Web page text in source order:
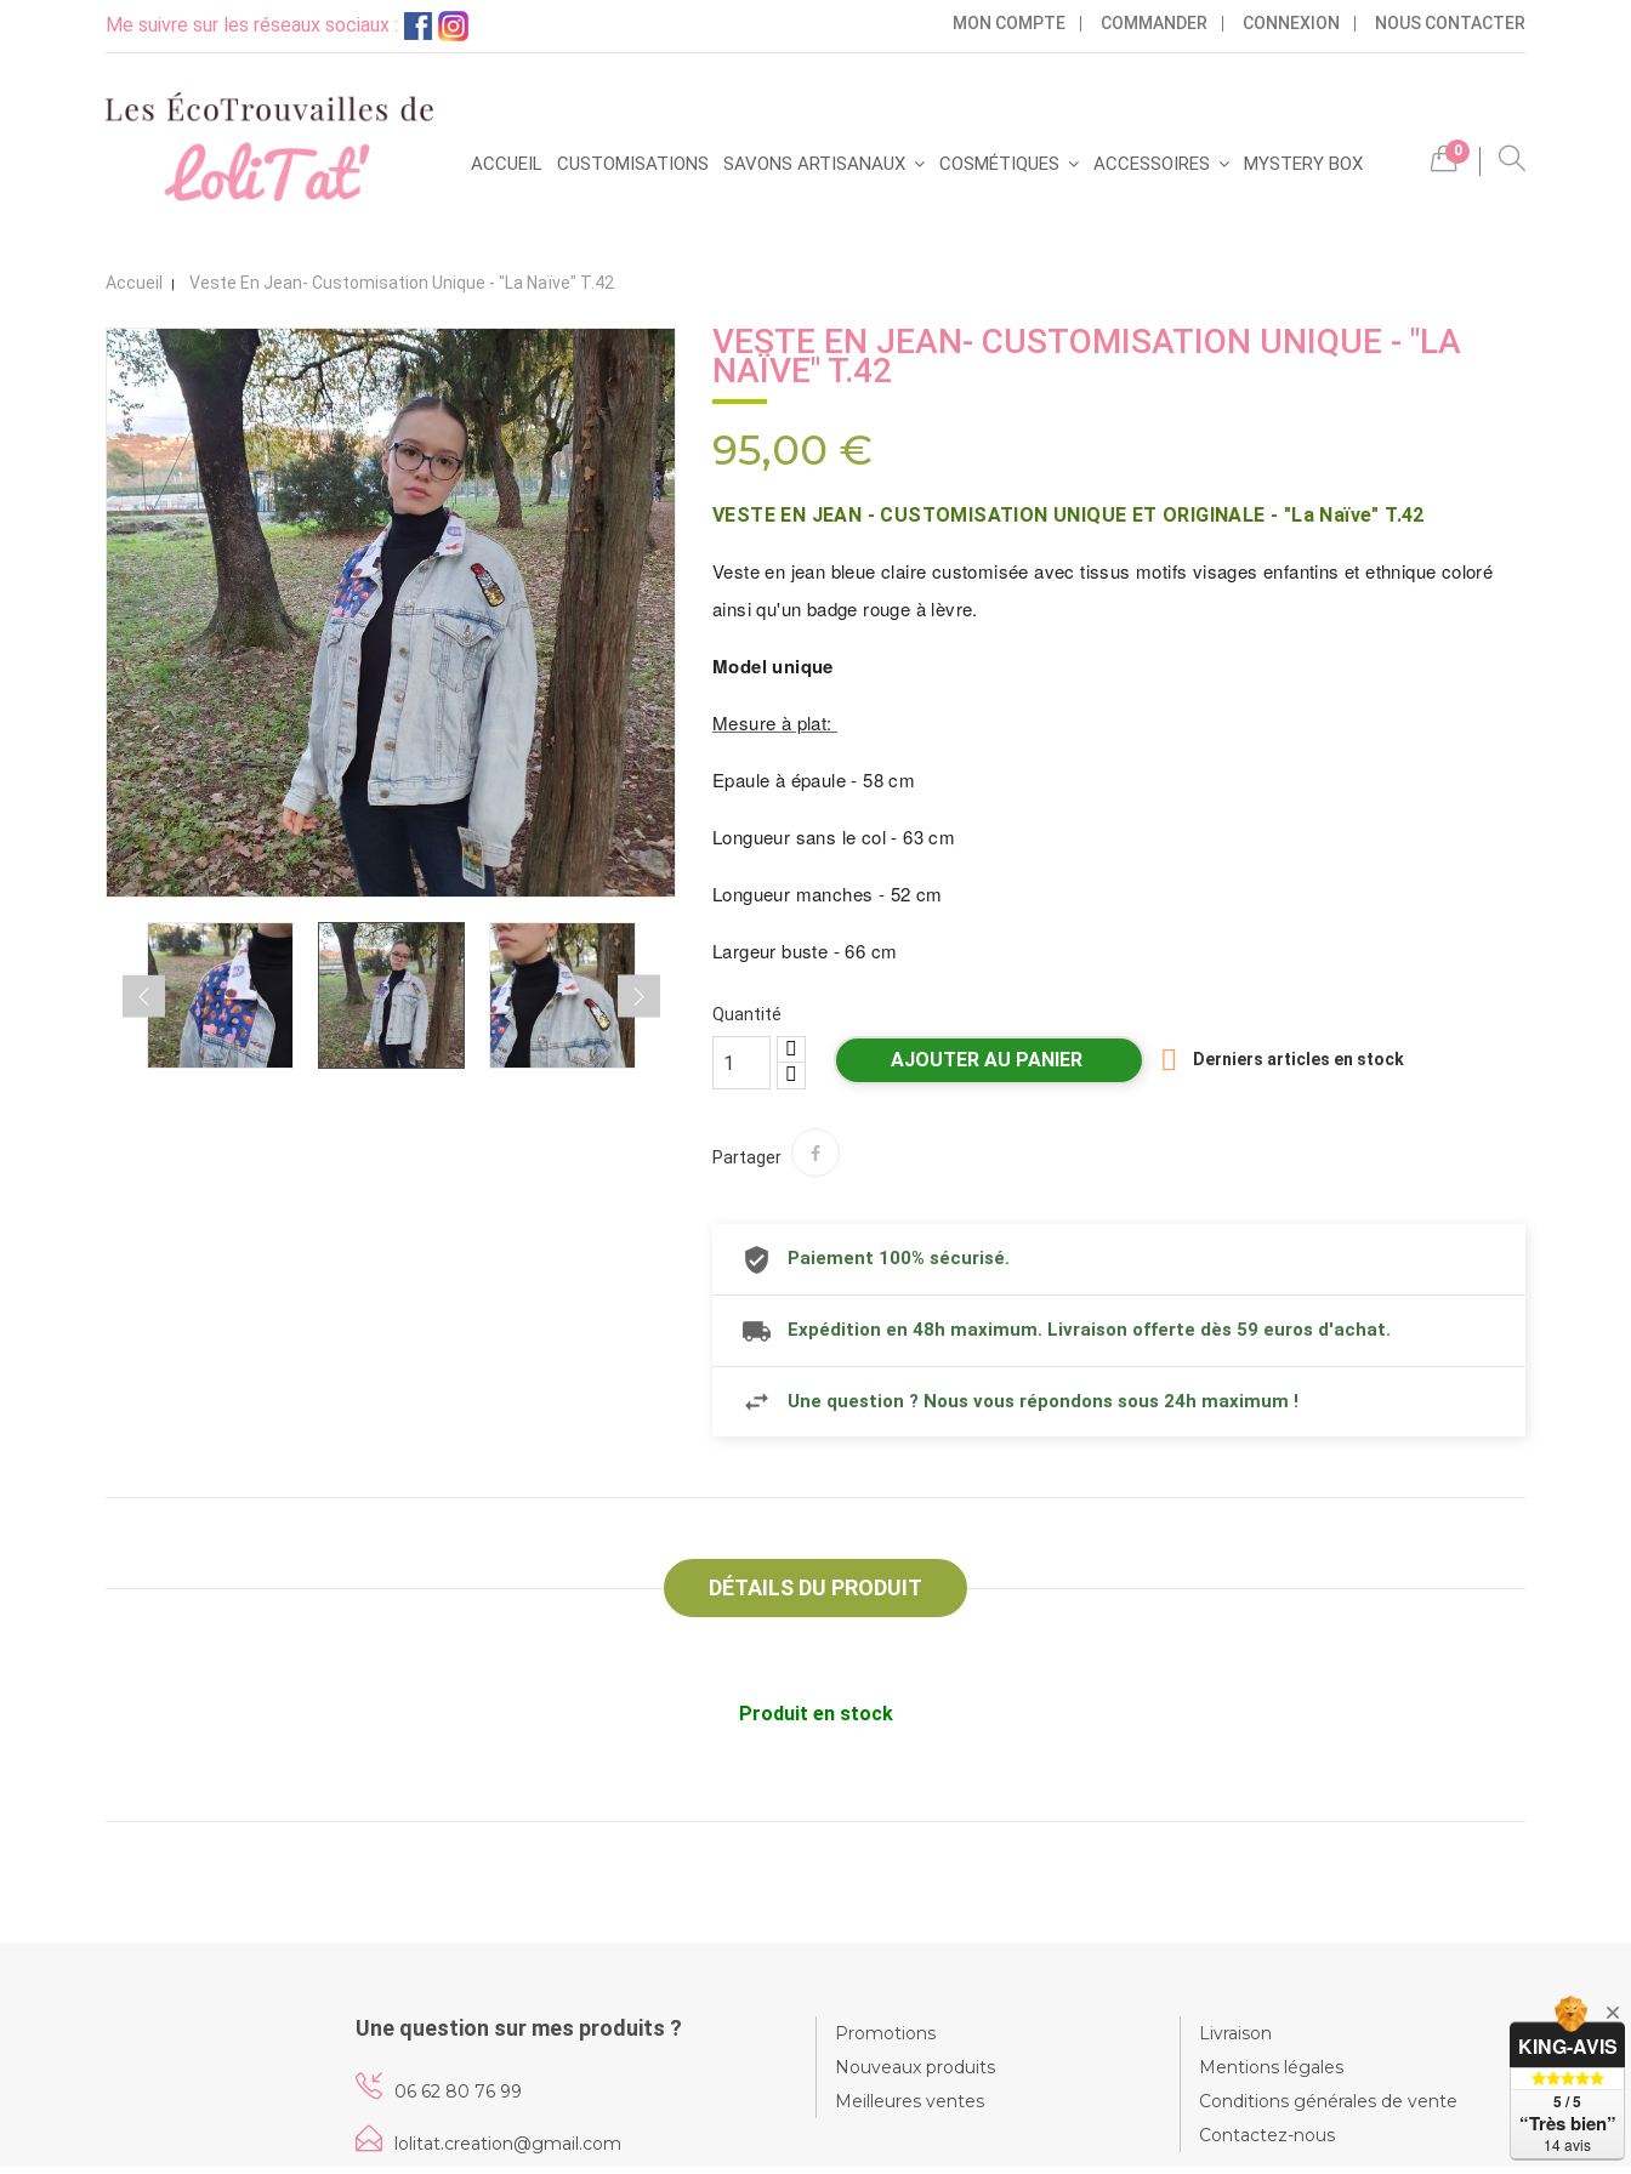
Me suivre sur les réseaux sociaux : MON COMPTE COMMANDER CONNEXION NOUS CONTACTER
ACCUEIL CUSTOMISATIONS SAVONS ARTISANAUX COSMÉTIQUES ACCESSOIRES MYSTERY BOX
0
Accueil Veste En Jean- Customisation Unique - "La Naïve" T.42
VESTE EN JEAN- CUSTOMISATION UNIQUE - "LA
NAÏVE" T.42
95,00 €
VESTE EN JEAN - CUSTOMISATION UNIQUE ET ORIGINALE - "La Naïve" T.42
Veste en jean bleue claire customisée avec tissus motifs visages enfantins et ethnique coloré
ainsi qu'un badge rouge à lèvre.
Model unique
Mesure à plat:
Epaule à épaule - 58 cm
Longueur sans le col - 63 cm
Longueur manches - 52 cm
Largeur buste - 66 cm
Quantité
AJOUTER AU PANIER  Derniers articles en stock
Partager
Paiement 100% sécurisé.
Expédition en 48h maximum. Livraison offerte dès 59 euros d'achat.
Une question ? Nous vous répondons sous 24h maximum !
DÉTAILS DU PRODUIT
Produit en stock
Une question sur mes produits ?
06 62 80 76 99
lolitat.creation@gmail.com
Promotions
Nouveaux produits
Meilleures ventes
Livraison
Mentions légales
Conditions générales de vente
Contactez-nous
KING-AVIS
5 / 5
“Très bien”
14 avis